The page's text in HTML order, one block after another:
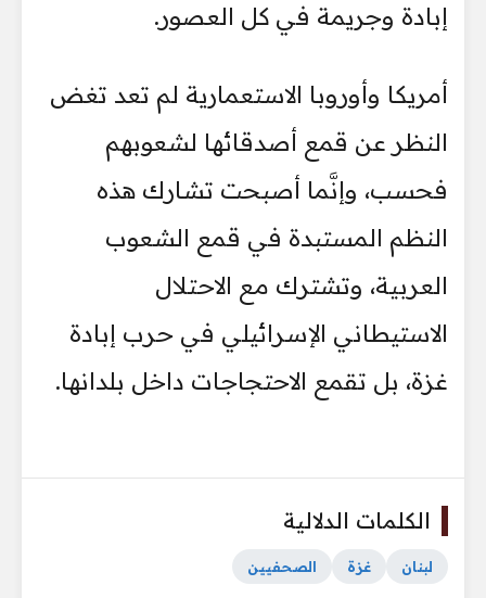
إبادة وجريمة في كل العصور.
أمريكا وأوروبا الاستعمارية لم تعد تغض
النظر عن قمع أصدقائها لشعوبهم
فحسب، وإنَّما أصبحت تشارك هذه
النظم المستبدة في قمع الشعوب
العربية، وتشترك مع الاحتلال
الاستيطاني الإسرائيلي في حرب إبادة
غزة، بل تقمع الاحتجاجات داخل بلدانها.
الكلمات الدلالية
لبنان غزة الصحفيين